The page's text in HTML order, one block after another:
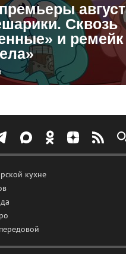
Сквозь
и ремейк
кухне